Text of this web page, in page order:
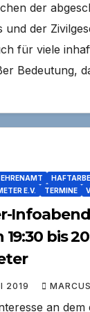
der
und der
für viele
Bedeutung,
EHRENAMT
E.V. TERMINE
19:30 bis
2019
an dem